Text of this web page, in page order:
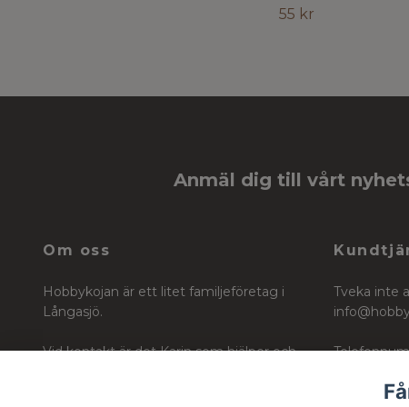
55 kr
Anmäl dig till vårt
Om oss
Hobbykojan är ett litet familjeföretag i
Långasjö.
Vid kontakt är det Karin som hjälper och
Tveka inte